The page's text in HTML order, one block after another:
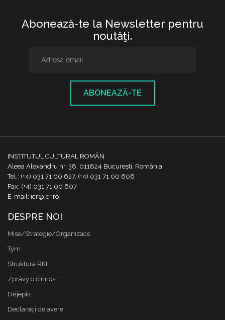
Abonează-te la Newsletter pentru
noutăţi.
ABONEAZĂ-TE
INSTITUTUL CULTURAL ROMÂN
Aleea Alexandru nr. 38, 011824 București, România
Tel.: (+4) 031 71 00 627, (+4) 031 71 00 606
Fax: (+4) 031 71 00 607
E-mail: icr@icr.ro
DESPRE NOI
Mise/Strategie/Organizace
Tým
Struktura RKI
Zprávy o činnosti
Dějepis
Declaraţii de avere